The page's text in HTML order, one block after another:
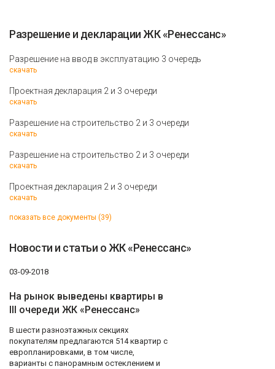
Разрешение и декларации ЖК «Ренессанс»
Разрешение на ввод в эксплуатацию 3 очередь
скачать
Проектная декларация 2 и 3 очереди
скачать
Разрешение на строительство 2 и 3 очереди
скачать
Разрешение на строительство 2 и 3 очереди
скачать
Проектная декларация 2 и 3 очереди
скачать
показать все документы (39)
Новости и статьи о ЖК «Ренессанс»
03-09-2018
На рынок выведены квартиры в
III очереди ЖК «Ренессанс»
В шести разноэтажных секциях
покупателям предлагаются 514 квартир с
европланировками, в том числе,
варианты с панорамным остеклением и